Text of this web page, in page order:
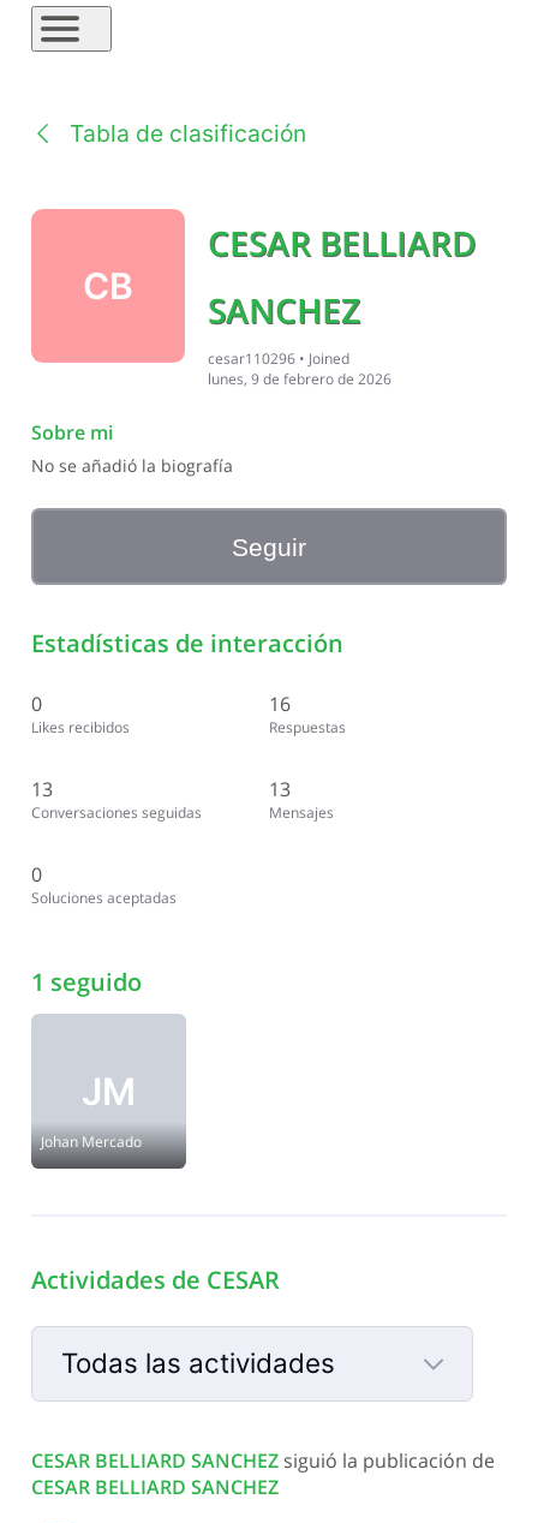
Tabla de clasificación
CB
CESAR BELLIARD
SANCHEZ
cesar110296 • Joined
lunes, 9 de febrero de 2026
Sobre mi
No se añadió la biografía
Seguir
Estadísticas de interacción
0
Likes recibidos
16
Respuestas
13
Conversaciones seguidas
13
Mensajes
0
Soluciones aceptadas
1 seguido
JM
Johan Mercado
Actividades de CESAR
Todas las actividades
Selected
Todas
las
CESAR BELLIARD SANCHEZ siguió la publicación de
CESAR BELLIARD SANCHEZ